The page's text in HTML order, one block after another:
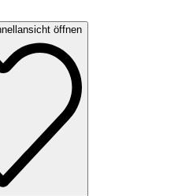
öffnen